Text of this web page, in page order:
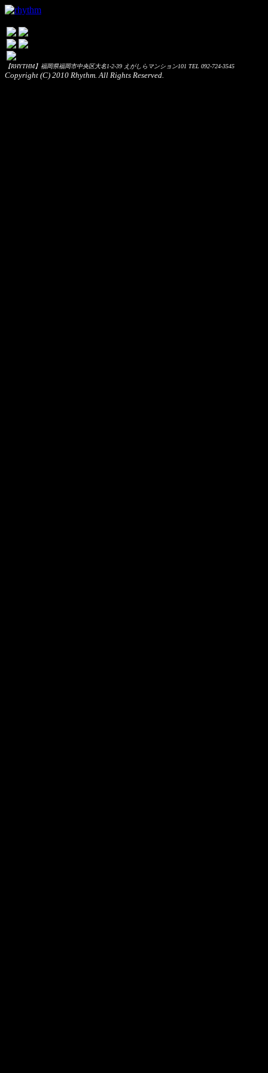
【RHYTHM】福岡県福岡市中央区大名1-2-39 えがしらマンション101 TEL 092-724-3545
Copyright (C) 2010 Rhythm. All Rights Reserved.